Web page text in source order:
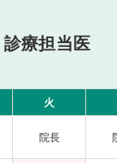
診療担当医
火
院長